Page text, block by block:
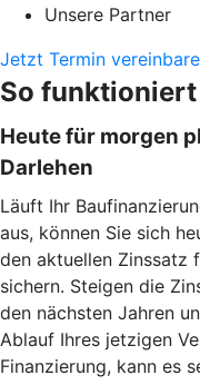
Unsere Partner
Jetzt Termin
So
Heute für morgen
Darlehen
Läuft Ihr
aus, können Sie sich
den aktuellen Zinssatz
sichern. Steigen die
den nächsten Jahren
Ablauf Ihres jetzigen
Finanzierung, kann es